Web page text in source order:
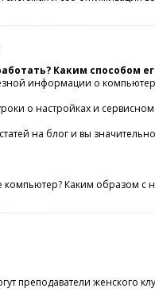
Каким способом
информации о
о настройках и
на блог и вы
компьютер? Каким образом с
преподаватели женского